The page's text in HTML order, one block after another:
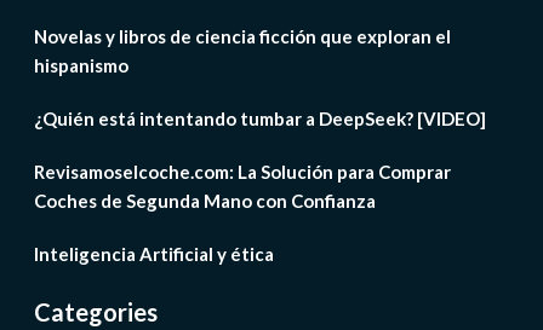
Novelas y libros de ciencia ficción que exploran el
hispanismo
¿Quién está intentando tumbar a DeepSeek? [VIDEO]
Revisamoselcoche.com: La Solución para Comprar
Coches de Segunda Mano con Confianza
Inteligencia Artificial y ética
Categories